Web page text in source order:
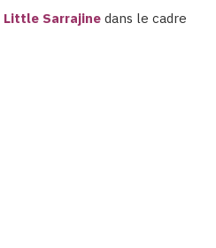
Little Sarrajine dans le cadre